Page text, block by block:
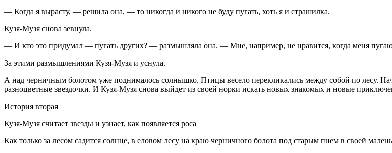
— Когда я вырасту, — решила она, — то никогда и никого не буду пугать, хоть я и страшилка.
Кузя-Музя снова зевнула.
— И кто это придумал — пугать других? — размышляла она. — Мне, например, не нравится, когда меня
За этими размышлениями Кузя-Музя и уснула.
А над черничным болотом уже поднималось солнышко. Птицы весело перекликались между собой по лесу.
разноцветные звездочки. И Кузя-Музя снова выйдет из своей норки искать новых знакомых и новые
История вторая
Кузя-Музя считает звезды и узнает, как появляется роса
Как только за лесом садится солнце, в еловом лесу на краю черничного болота под старым пнем в своей